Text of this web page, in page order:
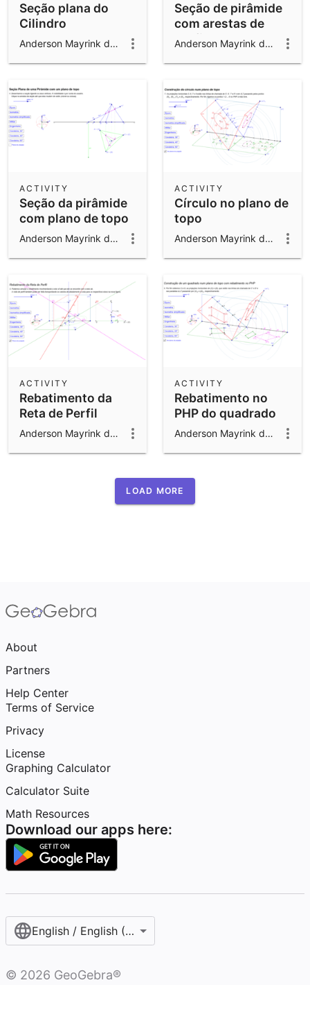
Seção plana do
Cilindro
Anderson Mayrink da Cunha
Seção de pirâmide
com arestas de
perfil
Anderson Mayrink da Cunha
Seção da pirâmide
com plano de topo
ACTIVITY
Anderson Mayrink da Cunha
Círculo no plano de
topo
ACTIVITY
Anderson Mayrink da Cunha
Rebatimento da
Reta de Perfil
ACTIVITY
Anderson Mayrink da Cunha
Rebatimento no
PHP do quadrado
ACTIVITY
Anderson Mayrink da Cunha
LOAD MORE
About
Partners
Help Center
Terms of Service
Privacy
License
Graphing Calculator
Calculator Suite
Math Resources
Download our apps here:
English / English (United States)
© 2026 GeoGebra®